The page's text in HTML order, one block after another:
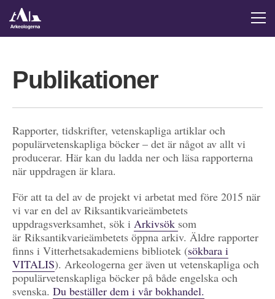
Publikationer
Rapporter, tidskrifter, vetenskapliga artiklar och
populärvetenskapliga böcker – det är något av allt vi
producerar. Här kan du ladda ner och läsa rapporterna
när uppdragen är klara.
För att ta del av de projekt vi arbetat med före 2015 när
vi var en del av Riksantikvarieämbetets
uppdragsverksamhet, sök i Arkivsök som
är Riksantikvarieämbetets öppna arkiv. Äldre rapporter
finns i Vitterhetsakademiens bibliotek (sökbara i
VITALIS). Arkeologerna ger även ut vetenskapliga och
populärvetenskapliga böcker på både engelska och
svenska. Du beställer dem i vår bokhandel.